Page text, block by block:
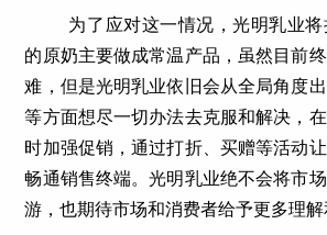
为了应对这一情况，光明乳业将
的原奶主要做成常温产品，虽然目前
难，但是光明乳业依旧会从全局角度
等方面想尽一切办法去克服和解决，
时加强促销，通过打折、买赠等活动
畅通销售终端。光明乳业绝不会将市
游，也期待市场和消费者给予更多理解